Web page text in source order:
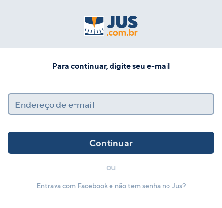
Para continuar, digite seu e-mail
Endereço de e-mail
Continuar
ou
Entrava com Facebook e não tem senha no Jus?